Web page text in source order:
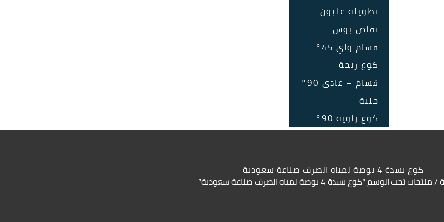
تطويلة غليون
نقاص بوش
قسام واي 45°
كوع ريحة
قسام – عادي 90°
جلبة
كوع زاوية 90°
كوع بسدة 4 بوصة لمياه الصرف صناعة سعودية
/ منتجات تحت الوسم “كوع بسدة 4 بوصة لمياه الصرف صناعة سعودية”